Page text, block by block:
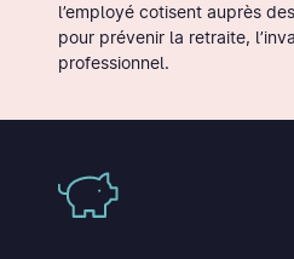
l’employé cotisent auprès
pour prévenir la retraite,
professionnel.